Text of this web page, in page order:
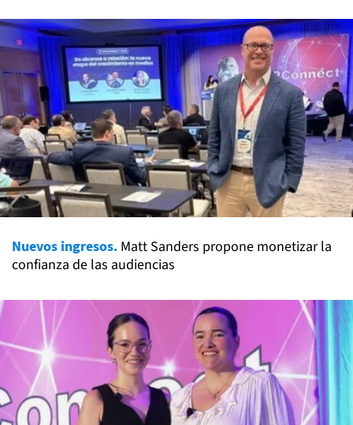
Nuevos ingresos. Matt Sanders propone monetizar la
confianza de las audiencias